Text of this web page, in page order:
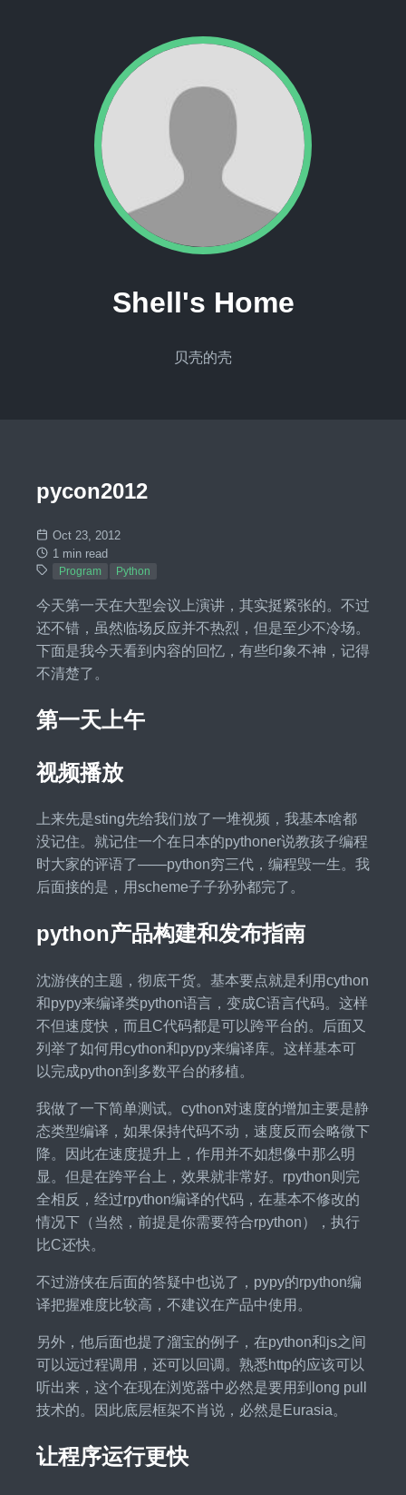
Shell's Home
贝壳的壳
pycon2012
Oct 23, 2012
1 min read
Program Python
今天第一天在大型会议上演讲，其实挺紧张的。不过
还不错，虽然临场反应并不热烈，但是至少不冷场。
下面是我今天看到内容的回忆，有些印象不神，记得
不清楚了。
第一天上午
视频播放
上来先是sting先给我们放了一堆视频，我基本啥都
没记住。就记住一个在日本的pythoner说教孩子编程
时大家的评语了——python穷三代，编程毁一生。我
后面接的是，用scheme子子孙孙都完了。
python产品构建和发布指南
沈游侠的主题，彻底干货。基本要点就是利用cython
和pypy来编译类python语言，变成C语言代码。这样
不但速度快，而且C代码都是可以跨平台的。后面又
列举了如何用cython和pypy来编译库。这样基本可
以完成python到多数平台的移植。
我做了一下简单测试。cython对速度的增加主要是静
态类型编译，如果保持代码不动，速度反而会略微下
降。因此在速度提升上，作用并不如想像中那么明
显。但是在跨平台上，效果就非常好。rpython则完
全相反，经过rpython编译的代码，在基本不修改的
情况下（当然，前提是你需要符合rpython），执行
比C还快。
不过游侠在后面的答疑中也说了，pypy的rpython编
译把握难度比较高，不建议在产品中使用。
另外，他后面也提了溜宝的例子，在python和js之间
可以远过程调用，还可以回调。熟悉http的应该可以
听出来，这个在现在浏览器中必然是要用到long pull
技术的。因此底层框架不肖说，必然是Eurasia。
让程序运行更快